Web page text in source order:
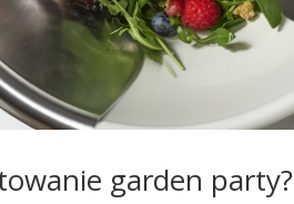
garden party?